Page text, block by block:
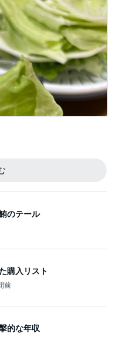
のテール
購入リスト
前
的な年収